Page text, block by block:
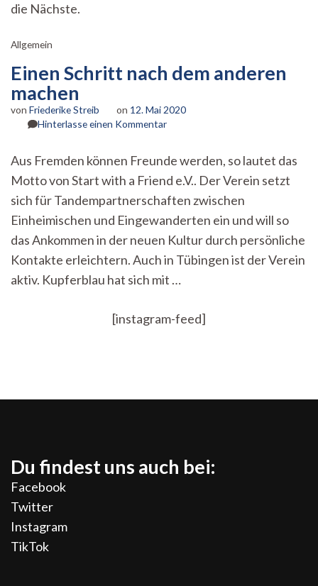
die Nächste.
Allgemein
Einen Schritt nach dem anderen
machen
von Friederike Streib on 12. Mai 2020
Hinterlasse einen Kommentarzu
nach
dem
anderen
machen
Aus Fremden können Freunde werden, so lautet das
Motto von Start with a Friend e.V.. Der Verein setzt
sich für Tandempartnerschaften zwischen
Einheimischen und Eingewanderten ein und will so
das Ankommen in der neuen Kultur durch persönliche
Kontakte erleichtern. Auch in Tübingen ist der Verein
aktiv. Kupferblau hat sich mit …
[instagram-feed]
Du findest uns auch bei:
Facebook
Twitter
Instagram
TikTok